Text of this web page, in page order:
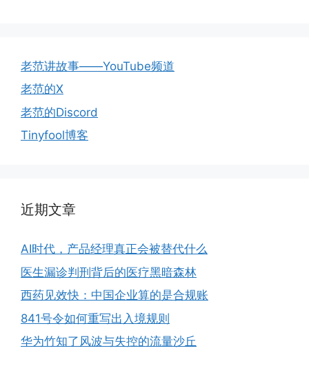
老范讲故事——YouTube频道
老范的X
老范的Discord
Tinyfool博客
近期文章
AI时代，产品经理真正会被替代什么
医生漏诊判刑背后的医疗黑暗森林
西药见效快：中国企业算的是合规账
841号令如何重写出入境规则
华为竹知了风波与失控的流量沙丘